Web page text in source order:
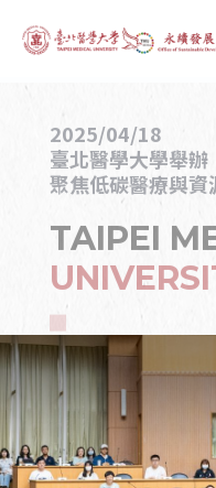
2025/04/18
臺北醫學大學舉辦
聚焦低碳醫療與資
TAIPEI